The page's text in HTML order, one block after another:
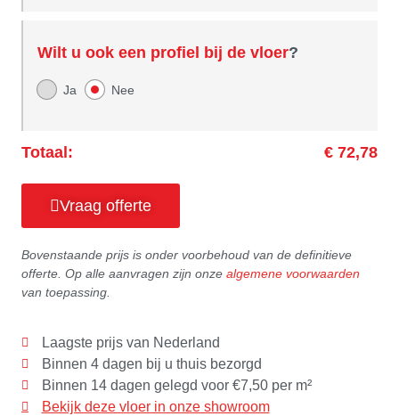
Wilt u ook een profiel bij de vloer?
Ja Nee
Totaal: € 72,78
Vraag offerte
Bovenstaande prijs is onder voorbehoud van de definitieve
offerte. Op alle aanvragen zijn onze algemene voorwaarden
van toepassing.
Laagste prijs van Nederland
Binnen 4 dagen bij u thuis bezorgd
Binnen 14 dagen gelegd voor €7,50 per m²
Bekijk deze vloer in onze showroom